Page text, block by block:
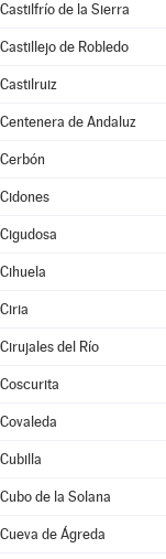
Castilfrío de la Sierra
Castillejo de Robledo
Castilruiz
Centenera de Andaluz
Cerbón
Cidones
Cigudosa
Cihuela
Ciria
Cirujales del Río
Coscurita
Covaleda
Cubilla
Cubo de la Solana
Cueva de Ágreda